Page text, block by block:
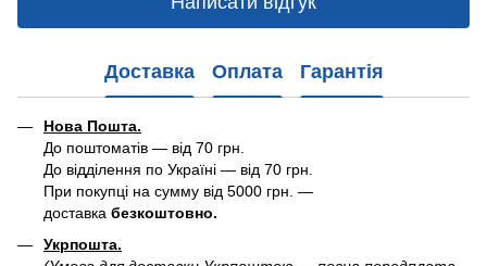
Доставка Оплата Гарантія
Нова Пошта.
До поштоматів — від 70 грн.
До відділення по Україні — від 70 грн.
При покупці на сумму від 5000 грн. —
доставка безкоштовно.
Укрпошта.